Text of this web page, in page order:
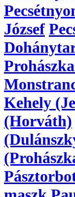
József
Kehely
(Horváth)